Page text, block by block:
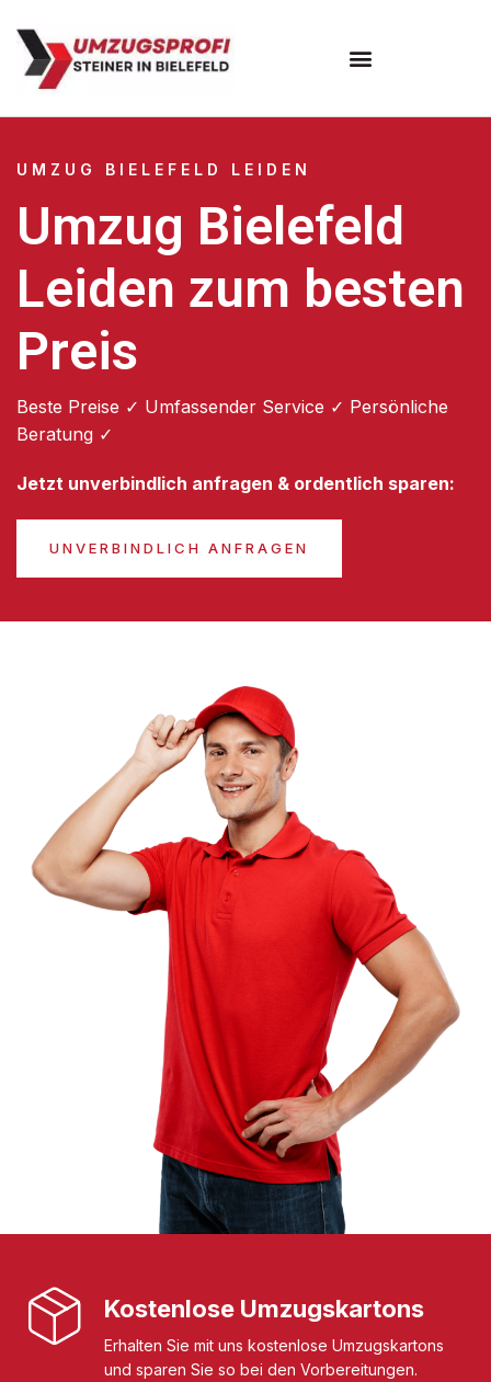
UMZUG BIELEFELD LEIDEN
Umzug Bielefeld
Leiden zum besten
Preis
Beste Preise ✓ Umfassender Service ✓ Persönliche
Beratung ✓
Jetzt unverbindlich anfragen & ordentlich sparen:
UNVERBINDLICH ANFRAGEN
Kostenlose Umzugskartons
Erhalten Sie mit uns kostenlose Umzugskartons
und sparen Sie so bei den Vorbereitungen.